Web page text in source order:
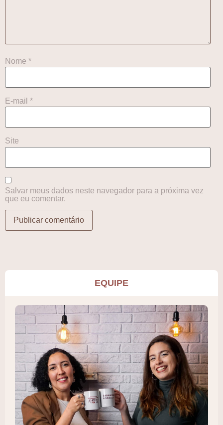
Nome *
E-mail *
Site
Salvar meus dados neste navegador para a próxima vez
que eu comentar.
EQUIPE